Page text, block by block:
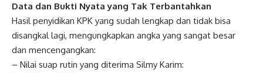
Data dan Bukti Nyata yang Tak Terbantahkan
Hasil penyidikan KPK yang sudah lengkap dan tidak bisa
disangkal lagi, mengungkapkan angka yang sangat besar
dan mencengangkan:
– Nilai suap rutin yang diterima Silmy Karim: